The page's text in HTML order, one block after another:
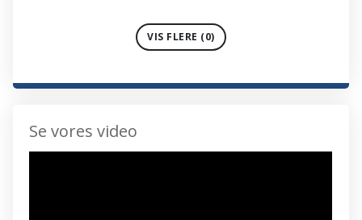
VIS FLERE (0)
Se vores video